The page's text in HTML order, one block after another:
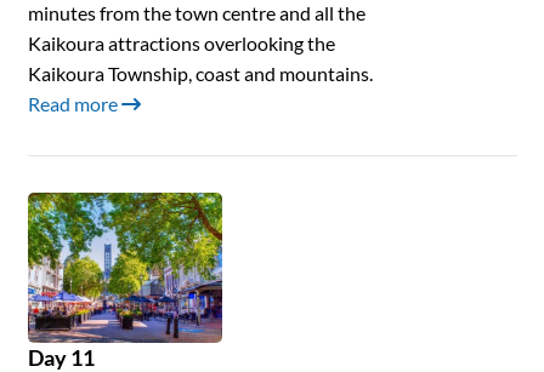
minutes from the town centre and all the
Kaikoura attractions overlooking the
Kaikoura Township, coast and mountains.
Read more
Day 11